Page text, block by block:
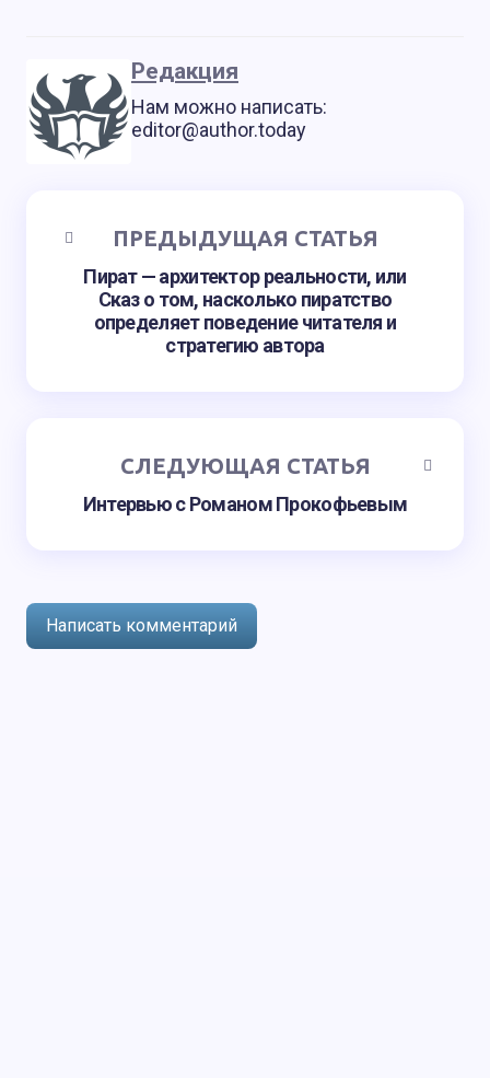
Редакция
Нам можно написать:
editor@author.today
ПРЕДЫДУЩАЯ СТАТЬЯ
Пират — архитектор реальности, или
Сказ о том, насколько пиратство
определяет поведение читателя и
стратегию автора
СЛЕДУЮЩАЯ СТАТЬЯ
Интервью с Романом Прокофьевым
Написать комментарий